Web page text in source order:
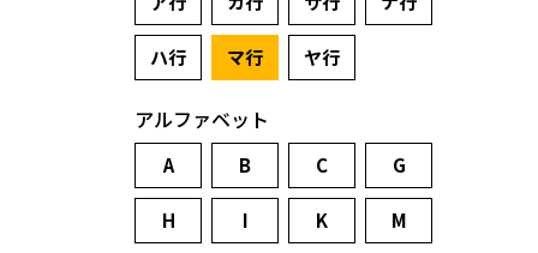
ハ行 マ行 ヤ行
アルファベット
A B C G
H I K M